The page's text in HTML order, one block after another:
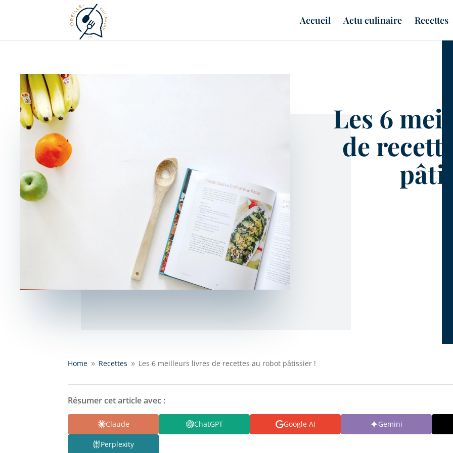
Accueil Actu culinaire Recettes
Les 6
de
Home 9 Recettes 9 Les 6 meilleurs livres de recettes au robot pâtissier !
Résumer cet article avec :
Claude ChatGPT Google AI Gemini
Perplexity